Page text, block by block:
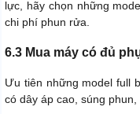
lực, hãy chọn những
chi phí phun rửa.
6.3 Mua máy có đủ
Ưu tiên những model full
có dây áp cao, súng phun,